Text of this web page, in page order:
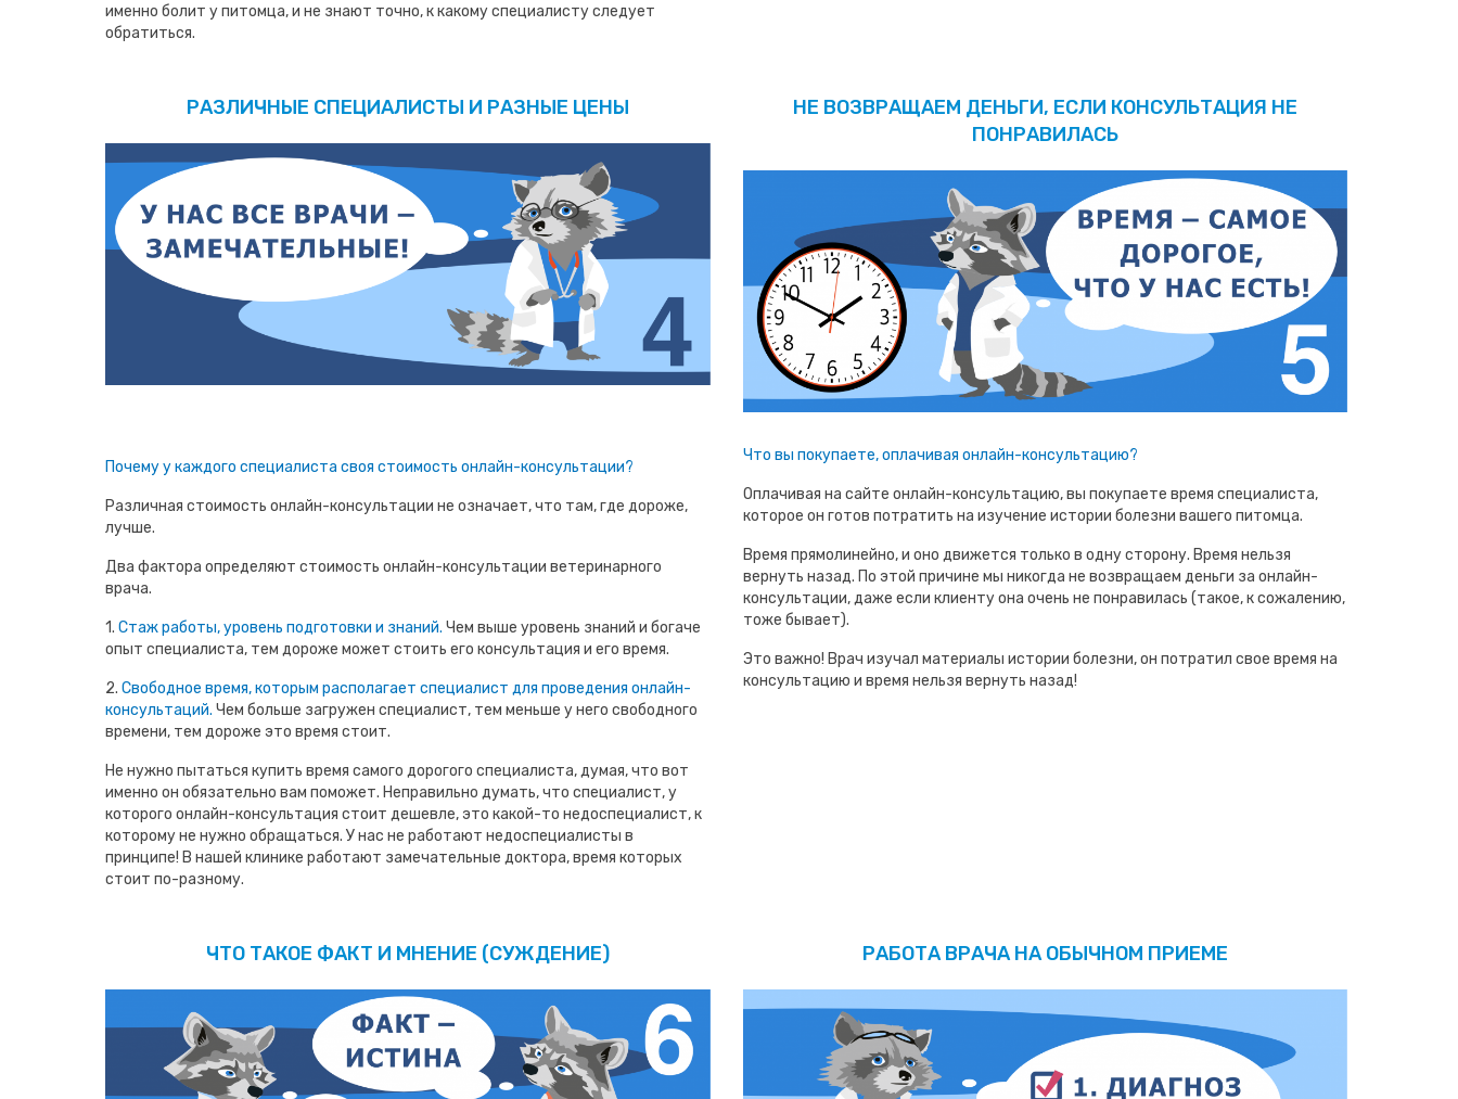
именно болит у питомца, и не знают точно, к какому специалисту следует
обратиться.
РАЗЛИЧНЫЕ СПЕЦИАЛИСТЫ И РАЗНЫЕ ЦЕНЫ
Почему у каждого специалиста своя стоимость онлайн-консультации?
Различная стоимость онлайн-консультации не означает, что там, где дороже,
лучше.
Два фактора определяют стоимость онлайн-консультации ветеринарного
врача.
1. Стаж работы, уровень подготовки и знаний. Чем выше уровень знаний и богаче
опыт специалиста, тем дороже может стоить его консультация и его время.
2. Свободное время, которым располагает специалист для проведения онлайн-
консультаций. Чем больше загружен специалист, тем меньше у него свободного
времени, тем дороже это время стоит.
Не нужно пытаться купить время самого дорогого специалиста, думая, что вот
именно он обязательно вам поможет. Неправильно думать, что специалист, у
которого онлайн-консультация стоит дешевле, это какой-то недоспециалист, к
которому не нужно обращаться. У нас не работают недоспециалисты в
принципе! В нашей клинике работают замечательные доктора, время которых
стоит по-разному.
НЕ ВОЗВРАЩАЕМ ДЕНЬГИ, ЕСЛИ КОНСУЛЬТАЦИЯ НЕ
ПОНРАВИЛАСЬ
Что вы покупаете, оплачивая онлайн-консультацию?
Оплачивая на сайте онлайн-консультацию, вы покупаете время специалиста,
которое он готов потратить на изучение истории болезни вашего питомца.
Время прямолинейно, и оно движется только в одну сторону. Время нельзя
вернуть назад. По этой причине мы никогда не возвращаем деньги за онлайн-
консультации, даже если клиенту она очень не понравилась (такое, к сожалению,
тоже бывает).
Это важно! Врач изучал материалы истории болезни, он потратил свое время на
консультацию и время нельзя вернуть назад!
ЧТО ТАКОЕ ФАКТ И МНЕНИЕ (СУЖДЕНИЕ) РАБОТА ВРАЧА НА ОБЫЧНОМ ПРИЕМЕ